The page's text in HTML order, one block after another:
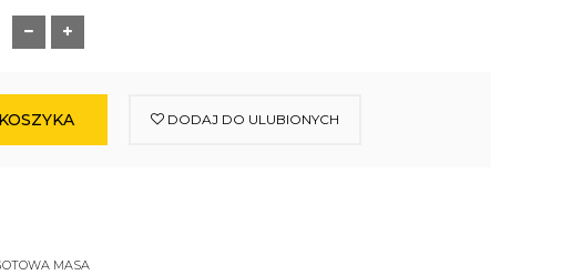
DODAJ DO ULUBIONYCH
MASA